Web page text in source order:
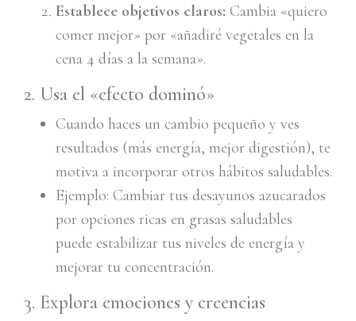
Establece objetivos claros: Cambia «quiero
comer mejor» por «añadiré vegetales en la
cena 4 días a la semana».
2. Usa el «efecto dominó»
Cuando haces un cambio pequeño y ves
resultados (más energía, mejor digestión), te
motiva a incorporar otros hábitos saludables.
Ejemplo: Cambiar tus desayunos azucarados
por opciones ricas en grasas saludables
puede estabilizar tus niveles de energía y
mejorar tu concentración.
3. Explora emociones y creencias